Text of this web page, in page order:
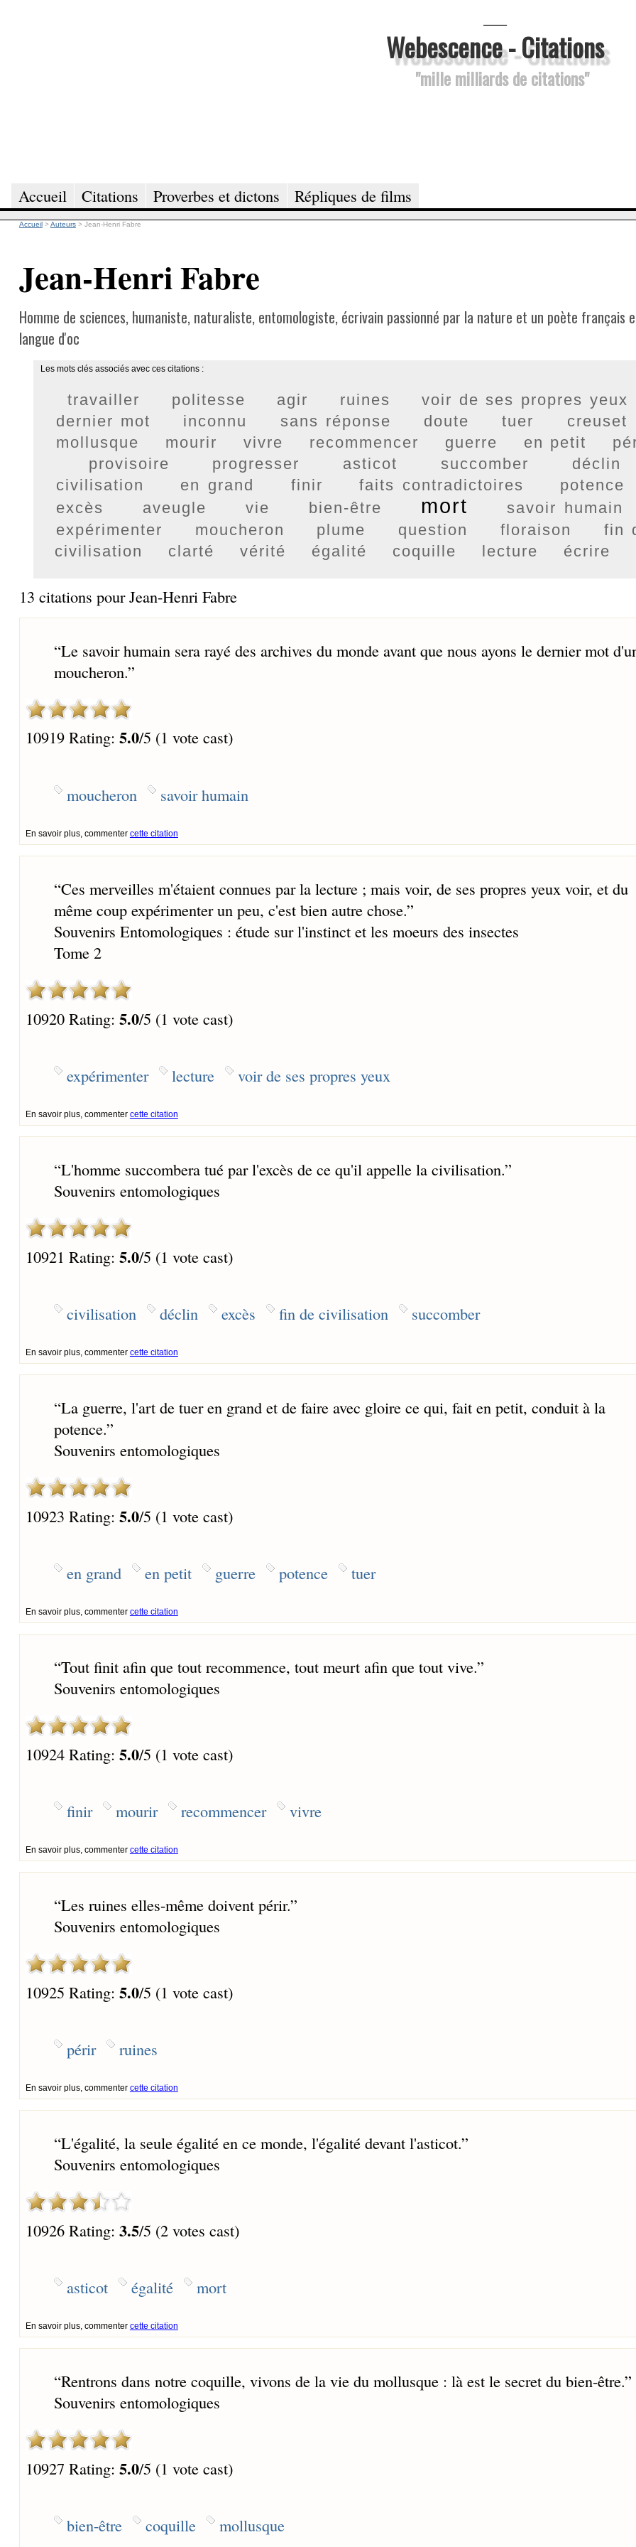
Webescence - Citations
"mille milliards de citations"
Accueil Citations Proverbes et dictons Répliques de films
Accueil >Auteurs > Jean-Henri Fabre
Jean-Henri Fabre
Homme de sciences, humaniste, naturaliste, entomologiste, écrivain passionné par la nature et un poète français
langue d'oc
Les mots clés associés avec ces citations :
travailler politesse agir ruines
voir de ses propres yeux
dernier mot
inconnu sans réponse doute tuer
creuset
mollusque
mourir vivre recommencer guerre en petit
provisoire
progresser asticot succomber
déclin
civilisation
en grand finir faits contradictoires
potence
excès
aveugle vie bien-être mort
savoir humain
expérimenter
moucheron plume question floraison
fin
civilisation
clarté vérité égalité coquille lecture écrire
13 citations pour Jean-Henri Fabre
“Le savoir humain sera rayé des archives du monde avant que nous ayons le dernier mot
moucheron.”
10919 Rating: 5.0/5 (1 vote cast)
moucheron savoir humain
En savoir plus, commenter cette citation
“Ces merveilles m'étaient connues par la lecture ; mais voir, de ses propres yeux voir, et du
même coup expérimenter un peu, c'est bien autre chose.”
Souvenirs Entomologiques : étude sur l'instinct et les moeurs des insectes
Tome 2
10920 Rating: 5.0/5 (1 vote cast)
expérimenter lecture voir de ses propres yeux
En savoir plus, commenter cette citation
“L'homme succombera tué par l'excès de ce qu'il appelle la civilisation.”
Souvenirs entomologiques
10921 Rating: 5.0/5 (1 vote cast)
civilisation déclin excès fin de civilisation succomber
En savoir plus, commenter cette citation
“La guerre, l'art de tuer en grand et de faire avec gloire ce qui, fait en petit, conduit à la
potence.”
Souvenirs entomologiques
10923 Rating: 5.0/5 (1 vote cast)
en grand en petit guerre potence tuer
En savoir plus, commenter cette citation
“Tout finit afin que tout recommence, tout meurt afin que tout vive.”
Souvenirs entomologiques
10924 Rating: 5.0/5 (1 vote cast)
finir mourir recommencer vivre
En savoir plus, commenter cette citation
“Les ruines elles-même doivent périr.”
Souvenirs entomologiques
10925 Rating: 5.0/5 (1 vote cast)
périr ruines
En savoir plus, commenter cette citation
“L'égalité, la seule égalité en ce monde, l'égalité devant l'asticot.”
Souvenirs entomologiques
10926 Rating: 3.5/5 (2 votes cast)
asticot égalité mort
En savoir plus, commenter cette citation
“Rentrons dans notre coquille, vivons de la vie du mollusque : là est le secret du bien-être.”
Souvenirs entomologiques
10927 Rating: 5.0/5 (1 vote cast)
bien-être coquille mollusque